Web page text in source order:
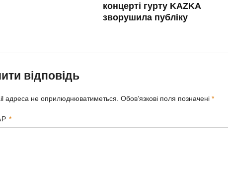
концерті гурту KAZKA
зворушила публіку
відповідь
адреса не оприлюднюватиметься. Обов’язкові поля позначені *
*